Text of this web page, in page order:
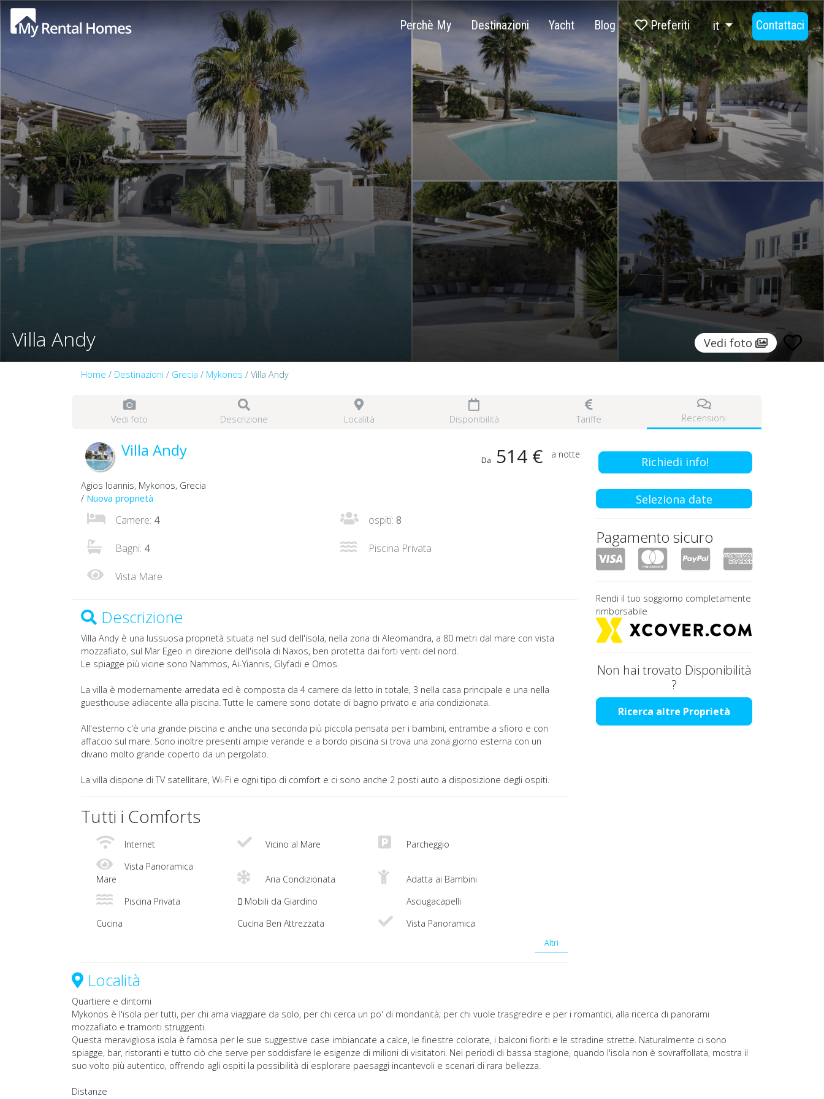
Perchè My Destinazioni Yacht Blog Preferiti it Contattaci
Villa Andy Vedi foto
Home / Destinazioni / Grecia / Mykonos / Villa Andy
Vedi foto Descrizione Località Disponibilità Tariffe Recensioni
Villa Andy
Da 514 € a notte
Richiedi info!
Agios Ioannis, Mykonos, Grecia
/ Nuova proprietà
Camere: 4 ospiti: 8
Bagni: 4 Piscina Privata
Vista Mare
Descrizione
Villa Andy è una lussuosa proprietà situata nel sud dell'isola, nella zona di Aleomandra, a 80 metri dal mare con vista
mozzafiato, sul Mar Egeo in direzione dell'isola di Naxos, ben protetta dai forti venti del nord.
Le spiagge più vicine sono Nammos, Ai-Yiannis, Glyfadi e Ornos.
La villa è modernamente arredata ed è composta da 4 camere da letto in totale, 3 nella casa principale e una nella
guesthouse adiacente alla piscina. Tutte le camere sono dotate di bagno privato e aria condizionata.
All'esterno c'è una grande piscina e anche una seconda più piccola pensata per i bambini, entrambe a sfioro e con
affaccio sul mare. Sono inoltre presenti ampie verande e a bordo piscina si trova una zona giorno esterna con un
divano molto grande coperto da un pergolato.
La villa dispone di TV satellitare, Wi-Fi e ogni tipo di comfort e ci sono anche 2 posti auto a disposizione degli ospiti.
Tutti i Comforts
Internet Vicino al Mare
Parcheggio
Vista Panoramica
Mare
Aria Condizionata
Adatta ai Bambini
Piscina Privata
Mobili da Giardino
Asciugacapelli
Cucina
Cucina Ben Attrezzata Vista Panoramica
Altri
Seleziona date
Pagamento sicuro
Rendi il tuo soggiorno completamente
rimborsabile
Non hai trovato Disponibilità
?
Ricerca altre Proprietà
Località
Quartiere e dintorni
Mykonos è l'isola per tutti, per chi ama viaggiare da solo, per chi cerca un po' di mondanità; per chi vuole trasgredire e per i romantici, alla ricerca di panorami
mozzafiato e tramonti struggenti.
Questa meravigliosa isola è famosa per le sue suggestive case imbiancate a calce, le finestre colorate, i balconi fioriti e le stradine strette. Naturalmente ci sono
spiagge, bar, ristoranti e tutto ciò che serve per soddisfare le esigenze di milioni di visitatori. Nei periodi di bassa stagione, quando l'isola non è sovraffollata, mostra il
suo volto più autentico, offrendo agli ospiti la possibilità di esplorare paesaggi incantevoli e scenari di rara bellezza.
Distanze